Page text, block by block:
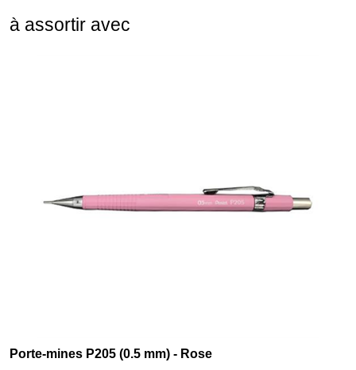
à assortir avec
Porte-mines P205 (0.5 mm) - Rose